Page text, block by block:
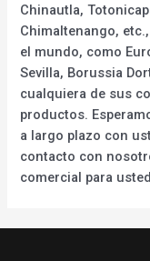
Chinautla,
Chimaltenango,
el mundo, como
Sevilla, Borussia
cualquiera de sus
productos.
a largo plazo con
contacto con
comercial para